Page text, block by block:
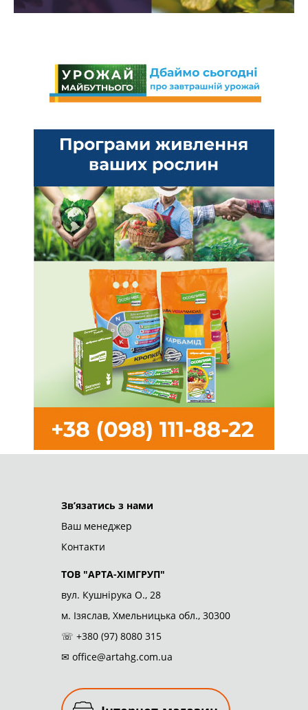
ТОВ "АРТА-ХІМГРУП"© 2026
Зв’язатись з нами
Ваш менеджер
Контакти
ТОВ "АРТА-ХІМГРУП"
вул. Кушнірука О., 28
м. Ізяслав, Хмельницька обл., 30300
☏ +380 (97) 8080 315
✉ office@artahg.com.ua